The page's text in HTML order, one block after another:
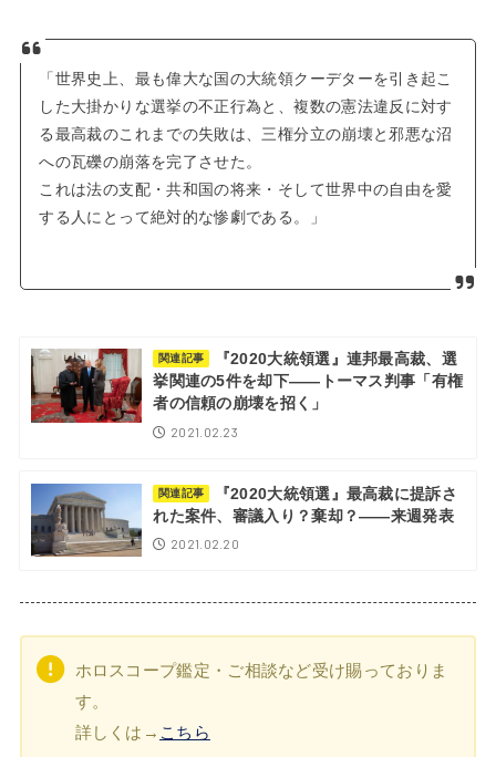
「世界史上、最も偉大な国の大統領クーデターを引き起こ
した大掛かりな選挙の不正行為と、複数の憲法違反に対す
る最高裁のこれまでの失敗は、三権分立の崩壊と邪悪な沼
への瓦礫の崩落を完了させた。
これは法の支配・共和国の将来・そして世界中の自由を愛
する人にとって絶対的な惨劇である。」
関連記事
『2020大統領選』連邦最高裁、選
挙関連の5件を却下――トーマス判事「有権
者の信頼の崩壊を招く」
2021.02.23
関連記事
『2020大統領選』最高裁に提訴さ
れた案件、審議入り？棄却？――来週発表
2021.02.20
ホロスコープ鑑定・ご相談など受け賜っておりま
す。
詳しくは→ こちら